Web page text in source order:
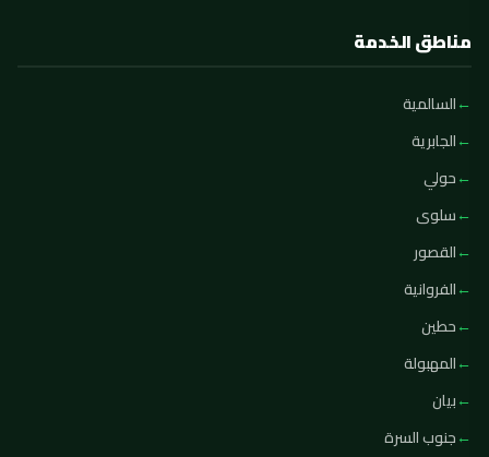
مناطق الخدمة
السالمية
الجابرية
حولي
سلوى
القصور
الفروانية
حطين
المهبولة
بيان
جنوب السرة